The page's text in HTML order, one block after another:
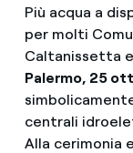
Più acqua a
per molti
Caltanissetta
Palermo, 25
centrali
Alla cerimonia